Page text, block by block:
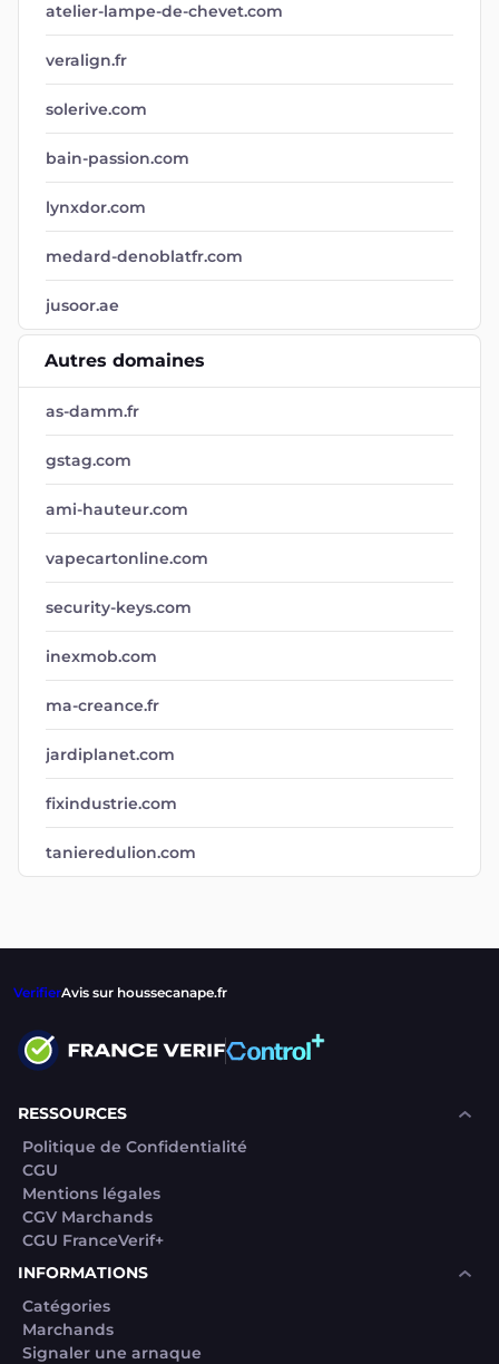
atelier-lampe-de-chevet.com
veralign.fr
solerive.com
bain-passion.com
lynxdor.com
medard-denoblatfr.com
jusoor.ae
Autres domaines
as-damm.fr
gstag.com
ami-hauteur.com
vapecartonline.com
security-keys.com
inexmob.com
ma-creance.fr
jardiplanet.com
fixindustrie.com
tanieredulion.com
VerifierAvis sur houssecanape.fr
RESSOURCES
Politique de Confidentialité
CGU
Mentions légales
CGV Marchands
CGU FranceVerif+
INFORMATIONS
Catégories
Marchands
Signaler une arnaque